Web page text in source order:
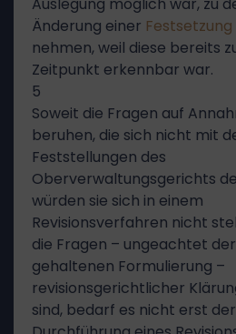
Änderung einer Festsetzung
nehmen, weil diese bereits
Zeitpunkt erkennbar war.
5
Soweit die Fragen auf
beruhen, die sich nicht mit
Feststellungen des
Oberverwaltungsgerichts
würden sie sich in einem
Revisionsverfahren nicht
die Fragen – ungeachtet
gehaltenen Formulierung –
revisionsgerichtlicher
sind, bedarf es nicht erst der